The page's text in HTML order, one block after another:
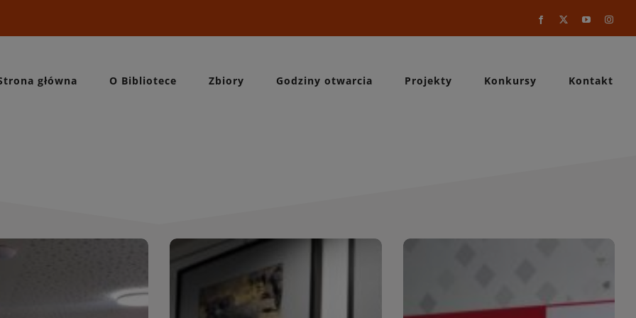
Facebook YouTube
główna O Bibliotece Zbiory Godziny otwarcia Projekty Konkursy Kontakt
Wydarzenia